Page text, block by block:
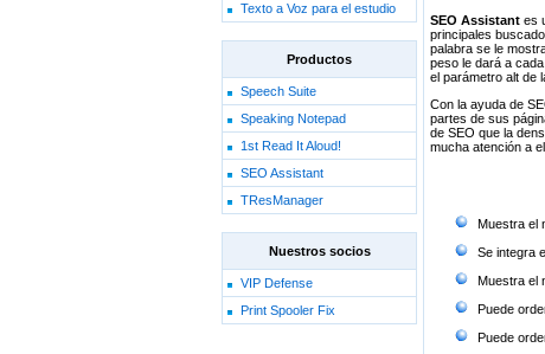
Texto a Voz para el estudio
Productos
Speech Suite
Speaking Notepad
1st Read It Aloud!
SEO Assistant
TResManager
Nuestros socios
VIP Defense
Print Spooler Fix
SEO Assistant es
principales
palabra se le
peso le dará a
el parámetro alt de
Con la ayuda de
partes de sus
de SEO que la
mucha atención a
Muestra el
Se integra
Muestra el
Puede
Puede